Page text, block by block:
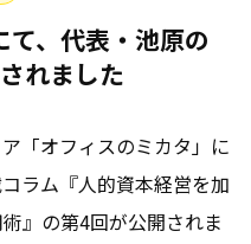
ナー・イベント
らせ
て、代表・池原の
れました
「オフィスのミカタ」に
ラム『人的資本経営を加
』の第4回が公開されま